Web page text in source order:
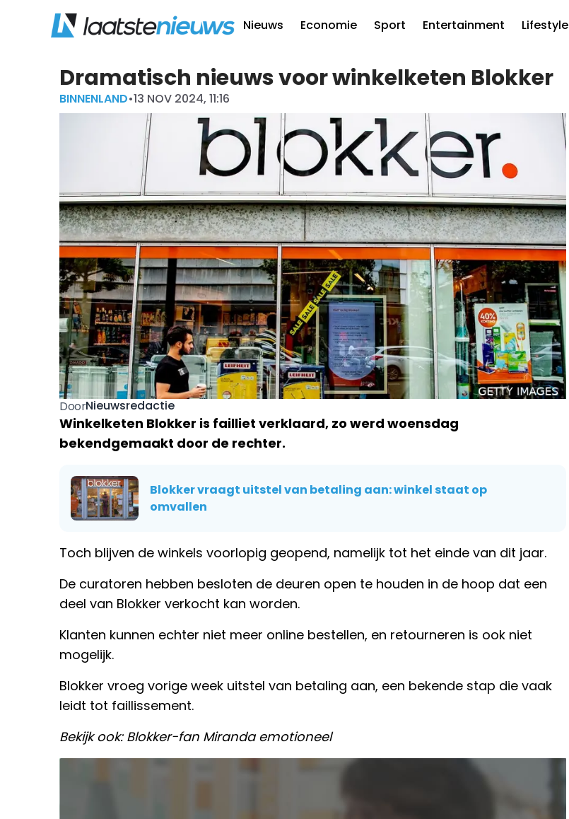
Nieuws Economie Sport Entertainment Lifestyle
Dramatisch nieuws voor winkelketen Blokker
BINNENLAND•13 NOV 2024, 11:16
DoorNieuwsredactie
Winkelketen Blokker is failliet verklaard, zo werd woensdag
bekendgemaakt door de rechter.
Blokker vraagt uitstel van betaling aan: winkel staat op
omvallen
Toch blijven de winkels voorlopig geopend, namelijk tot het einde van dit jaar.
De curatoren hebben besloten de deuren open te houden in de hoop dat een
deel van Blokker verkocht kan worden.
Klanten kunnen echter niet meer online bestellen, en retourneren is ook niet
mogelijk.
Blokker vroeg vorige week uitstel van betaling aan, een bekende stap die vaak
leidt tot faillissement.
Bekijk ook: Blokker-fan Miranda emotioneel